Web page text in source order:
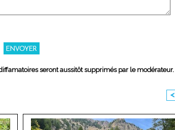
seront aussitôt supprimés par le modérateur.
<